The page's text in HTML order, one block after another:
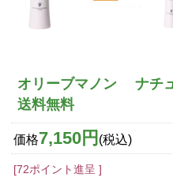
オリーブマノン ナチ
送料無料
価格7,150円 (税込)
[72ポイント進呈 ]